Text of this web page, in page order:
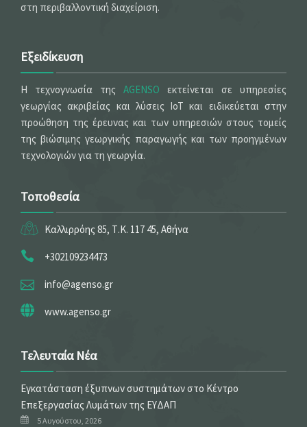
στη περιβαλλοντική διαχείριση.
Εξειδίκευση
Η τεχνογνωσία της AGENSO εκτείνεται σε υπηρεσίες
γεωργίας ακριβείας και λύσεις IoT και ειδικεύεται στην
προώθηση της έρευνας και των υπηρεσιών στους τομείς
της βιώσιμης γεωργικής παραγωγής και των προηγμένων
τεχνολογιών για τη γεωργία.
Τοποθεσία
Καλλιρρόης 85, Τ.Κ. 117 45, Αθήνα
+302109234473
info@agenso.gr
www.agenso.gr
Τελευταία Νέα
Εγκατάσταση έξυπνων συστημάτων στο Κέντρο
Επεξεργασίας Λυμάτων της ΕΥΔΑΠ
5 Αυγούστου, 2026